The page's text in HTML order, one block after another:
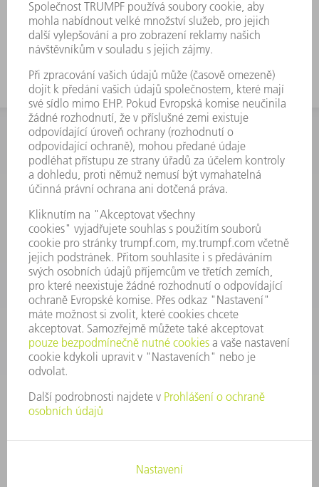
INFORMACE
Často kladené dotazy
Všeobecné obchodní podmínky
KONTAKTNÍ ÚDAJE
Náhradní díly
+420 251 106 254
Po - čt 8:00 - 17:00
Pá 8:00 - 16:00
ND@trumpf.com
KONTAKTNÍ ÚDAJE
Nástroje
+420 251 106 250
Po - pá 8:00 - 16:00
nastroje@trumpf.com